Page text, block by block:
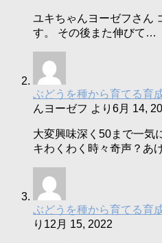
ユキちゃんヨーゼフさん
す。 その後また伸びて…
ぶどうを種から育てる育
んヨーゼフ より 6月 14,
大変興味深く50まで一
キわくわく時々奇声？あ
ぶどうを種から育てる育
り 12月 15, 2022